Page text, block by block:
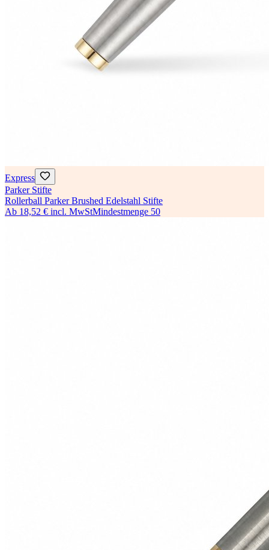
Express
Parker Stifte
Rollerball Parker Brushed Edelstahl Stifte
Ab 18,52 € incl. MwStMindestmenge 50